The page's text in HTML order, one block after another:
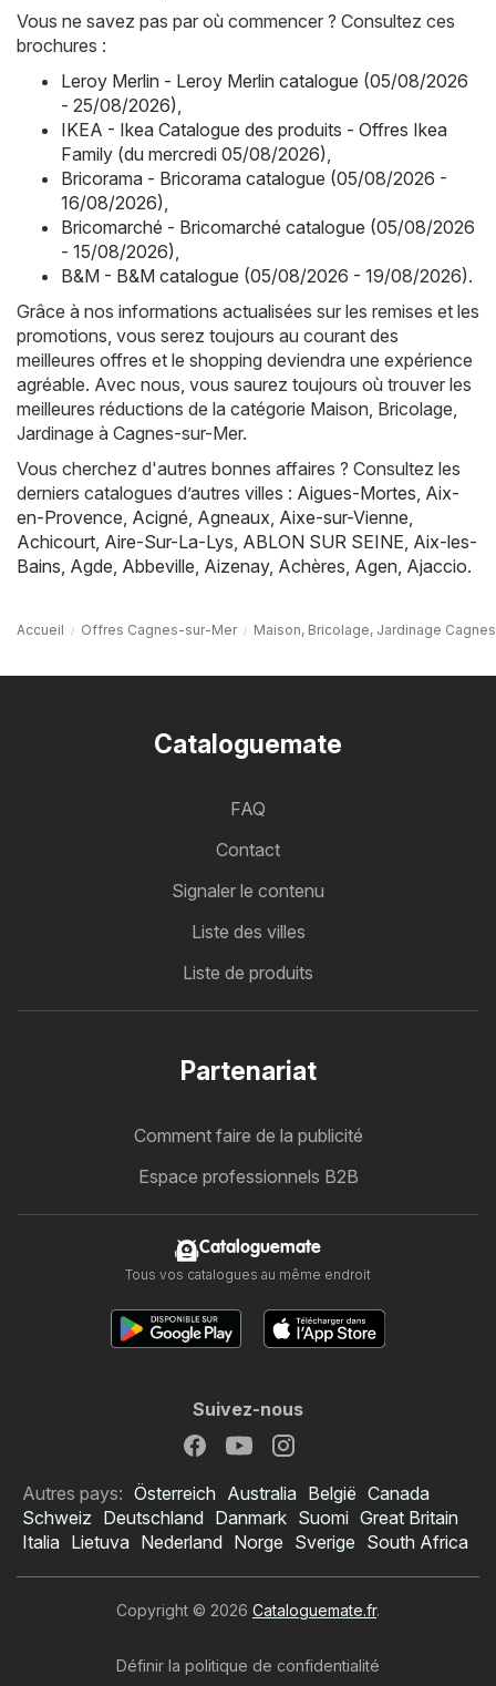
Vous ne savez pas par où commencer ? Consultez ces
brochures :
Leroy Merlin - Leroy Merlin catalogue (05/08/2026
- 25/08/2026),
IKEA - Ikea Catalogue des produits - Offres Ikea
Family (du mercredi 05/08/2026),
Bricorama - Bricorama catalogue (05/08/2026 -
16/08/2026),
Bricomarché - Bricomarché catalogue (05/08/2026
- 15/08/2026),
B&M - B&M catalogue (05/08/2026 - 19/08/2026).
Grâce à nos informations actualisées sur les remises et les
promotions, vous serez toujours au courant des
meilleures offres et le shopping deviendra une expérience
agréable. Avec nous, vous saurez toujours où trouver les
meilleures réductions de la catégorie Maison, Bricolage,
Jardinage à Cagnes-sur-Mer.
Vous cherchez d'autres bonnes affaires ? Consultez les
derniers catalogues d’autres villes : Aigues-Mortes, Aix-
en-Provence, Acigné, Agneaux, Aixe-sur-Vienne,
Achicourt, Aire-Sur-La-Lys, ABLON SUR SEINE, Aix-les-
Bains, Agde, Abbeville, Aizenay, Achères, Agen, Ajaccio.
Accueil Offres Cagnes-sur-Mer Maison, Bricolage, Jardinage
Cataloguemate
FAQ
Contact
Signaler le contenu
Liste des villes
Liste de produits
Partenariat
Comment faire de la publicité
Espace professionnels B2B
Cataloguemate
Tous vos catalogues au même endroit
Suivez-nous
Autres pays: Österreich Australia België Canada
Schweiz Deutschland Danmark Suomi Great Britain
Italia Lietuva Nederland Norge Sverige South Africa
Copyright © 2026 Cataloguemate.fr.
Définir la politique de confidentialité